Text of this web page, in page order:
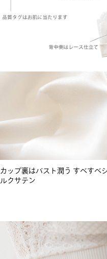
カップ裏はバスト潤う すべすべ
ルクサテン